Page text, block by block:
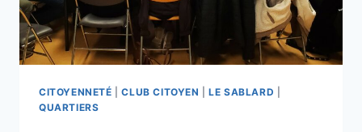
CITOYENNETÉ |CLUB CITOYEN |LE SABLARD
QUARTIERS